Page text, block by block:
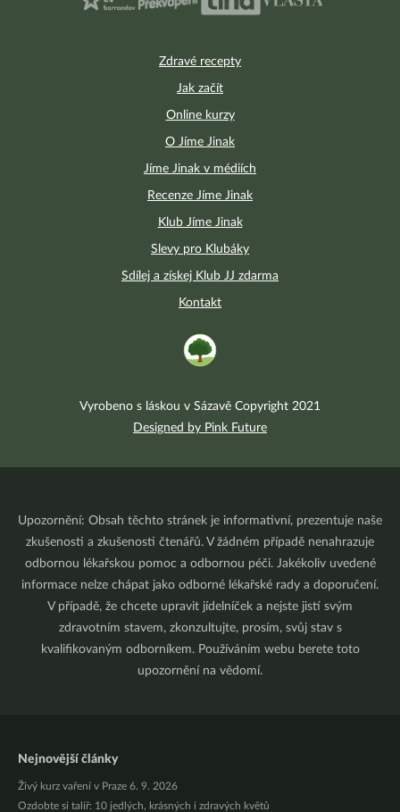
Zdravé recepty
Jak začít
Online kurzy
O Jíme Jinak
Jíme Jinak v médiích
Recenze Jíme Jinak
Klub Jíme Jinak
Slevy pro Klubáky
Sdílej a získej Klub JJ zdarma
Kontakt
Vyrobeno s láskou v Sázavě Copyright 2021
Designed by Pink Future
Upozornění: Obsah těchto stránek je informativní, prezentuje naše
zkušenosti a zkušenosti čtenářů. V žádném případě nenahrazuje
odbornou lékařskou pomoc a odbornou péči. Jakékoliv uvedené
informace nelze chápat jako odborné lékařské rady a doporučení.
V případě, že chcete upravit jídelníček a nejste jistí svým
zdravotním stavem, zkonzultujte, prosím, svůj stav s
kvalifikovaným odborníkem. Používáním webu berete toto
upozornění na vědomí.
Nejnovější články
Živý kurz vaření v Praze 6. 9. 2026
Ozdobte si talíř: 10 jedlých, krásných i zdravých květů